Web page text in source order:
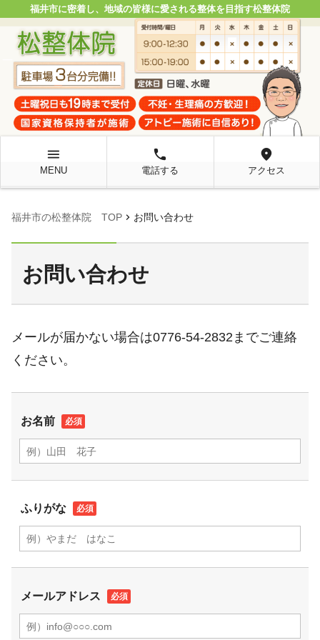
福井市に密着し、地域の皆様に愛される整体を目指す松整体院
menu
MENU
local_phone
電話する
location_on
アクセス
福井市の松整体院 TOP chevron_right お問い合わせ
お問い合わせ
メールが届かない場合は0776-54-2832までご連絡
ください。
お名前
ふりがな
メールアドレス